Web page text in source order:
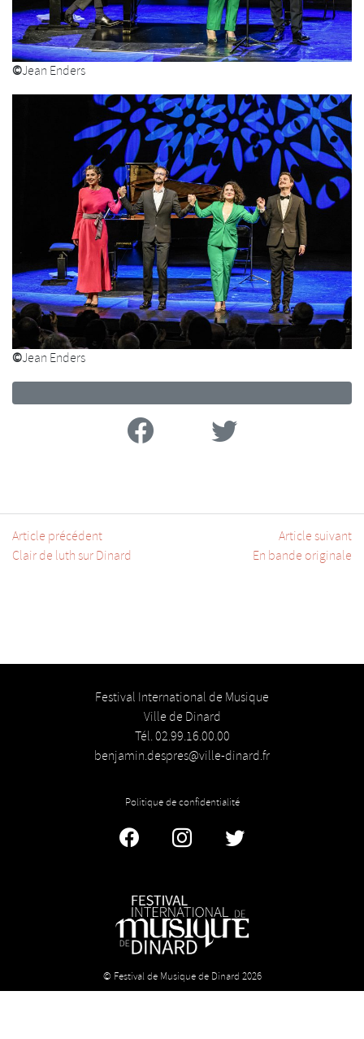
©Jean Enders
©Jean Enders
FacebookTwitter
Article précédent
Clair de luth sur Dinard
Article suivant
En bande originale
Festival International de Musique
Ville de Dinard
Tél. 02.99.16.00.00
benjamin.despres@ville-dinard.fr
Politique de confidentialité
FacebookInstagram
© Festival de Musique de Dinard 2026